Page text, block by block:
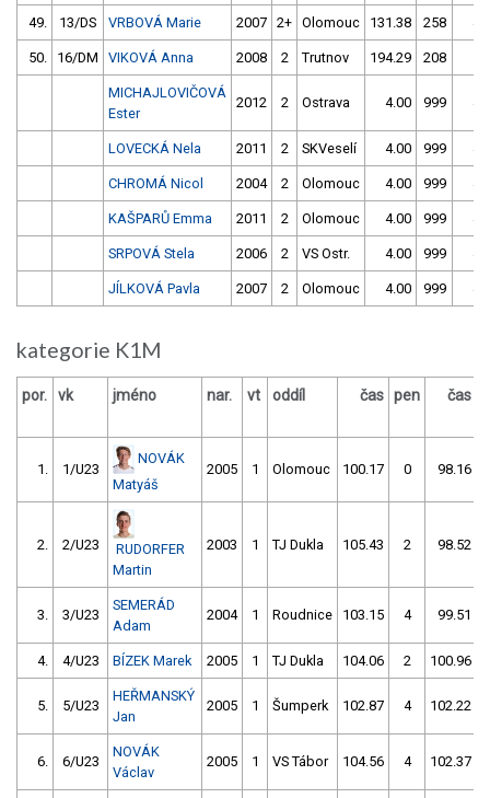
49. 13/DS VRBOVÁ Marie 2007 2+ Olomouc 131.38 258
50. 16/DM VIKOVÁ Anna 2008 2 Trutnov 194.29 208
MICHAJLOVIČOVÁ
Ester
2012 2 Ostrava 4.00 999
LOVECKÁ Nela 2011 2 SKVeselí 4.00 999
CHROMÁ Nicol 2004 2 Olomouc 4.00 999
KAŠPARŮ Emma 2011 2 Olomouc 4.00 999
SRPOVÁ Stela 2006 2 VS Ostr. 4.00 999
JÍLKOVÁ Pavla 2007 2 Olomouc 4.00 999
kategorie K1M
por. vk jméno nar. vt oddíl čas pen čas
1. 1/U23
NOVÁK
Matyáš
2005 1 Olomouc 100.17 0 98.16
2. 2/U23
RUDORFER
Martin
2003 1 TJ Dukla 105.43 2 98.52
3. 3/U23
SEMERÁD
Adam
2004 1 Roudnice 103.15 4 99.51
4. 4/U23 BÍZEK Marek 2005 1 TJ Dukla 104.06 2 100.96
5. 5/U23
HEŘMANSKÝ
Jan
2005 1 Šumperk 102.87 4 102.22
6. 6/U23
NOVÁK
Václav
2005 1 VS Tábor 104.56 4 102.37